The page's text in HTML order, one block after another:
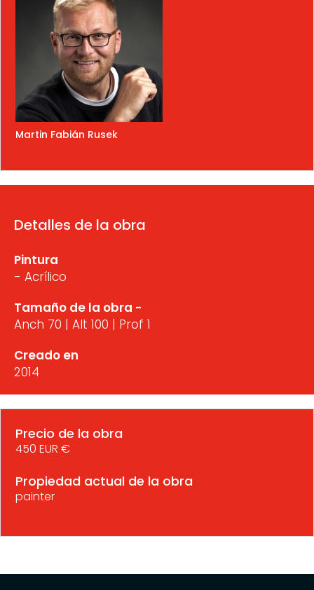
Martin Fabián Rusek
Detalles de la obra
Pintura
- Acrílico
Tamaño de la obra -
Anch 70 | Alt 100 | Prof 1
Creado en
2014
Precio de la obra
450 EUR €
Propiedad actual de la obra
painter